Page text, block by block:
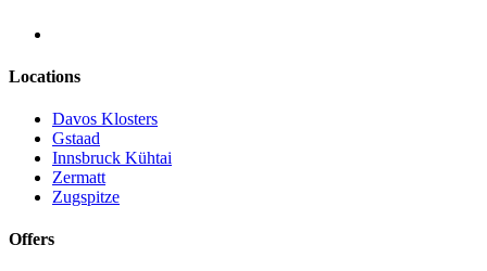
Locations
Davos Klosters
Gstaad
Innsbruck Kühtai
Zermatt
Zugspitze
Offers